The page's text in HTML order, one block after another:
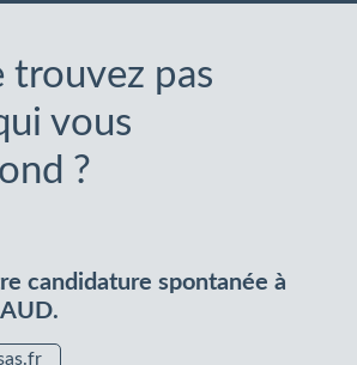
trouvez pas
vous
?
candidature spontanée à